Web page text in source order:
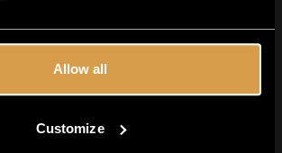
Allow all
Customize
je 18 jaar